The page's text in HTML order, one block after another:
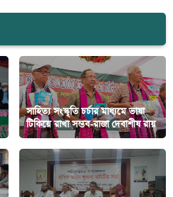
সাহিত্য সংস্কৃতি চর্চার মাধ্যমে ভাষা
টিকিয়ে রাখা সম্ভব-রাজা দেবাশীষ রায়